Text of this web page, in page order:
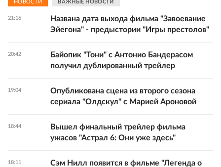
НОВОСТИ ВАЖНЫЕ НОВОСТИ
21:16
Названа дата выхода фильма "Завоевание
Эйегона" - предыстории "Игры престолов"
20:42
Байопик "Тони" с Антонио Бандерасом
получил дублированный трейлер
19:04
Опубликована сцена из второго сезона
сериала "Олдскул" с Марией Ароновой
18:44
Вышел финальный трейлер фильма
ужасов "Астрал 6: Они уже здесь"
18:11
Сэм Нилл появится в фильме "Легенда о